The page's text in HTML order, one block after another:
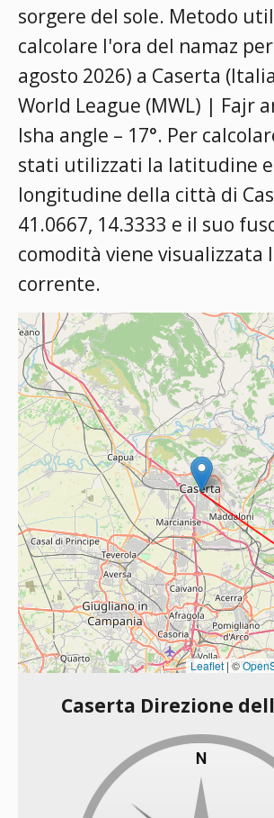
sorgere del sole. Metodo
calcolare l'ora del namaz
agosto 2026) a Caserta
World League (MWL) | Fajr
Isha angle – 17°. Per
stati utilizzati la latitudine
longitudine della città di
41.0667, 14.3333 e il suo
comodità viene visualizzata
corrente.
Leaflet |©
Caserta Direzione